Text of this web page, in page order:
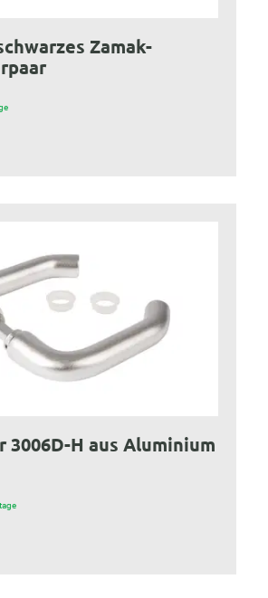
Zamak-
3006D-H aus Aluminium